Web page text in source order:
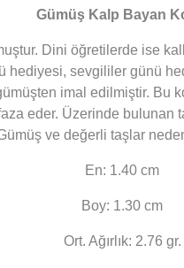
Gümüş Kalp Bayan
Dini öğretilerde ise
hediyesi, sevgililer
imal edilmiştir. Bu
eder. Üzerinde
ve değerli taşlar
En: 1.40 cm
Boy: 1.30 cm
Ort. Ağırlık: 2.76 gr.